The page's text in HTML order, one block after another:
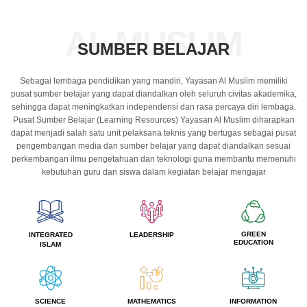
AL MUSLIM
SUMBER BELAJAR
Sebagai lembaga pendidikan yang mandiri, Yayasan Al Muslim memiliki
pusat sumber belajar yang dapat diandalkan oleh seluruh civitas akademika,
sehingga dapat meningkatkan independensi dan rasa percaya diri lembaga.
Pusat Sumber Belajar (Learning Resources) Yayasan Al Muslim diharapkan
dapat menjadi salah satu unit pelaksana teknis yang bertugas sebagai pusat
pengembangan media dan sumber belajar yang dapat diandalkan sesuai
perkembangan ilmu pengetahuan dan teknologi guna membantu memenuhi
kebutuhan guru dan siswa dalam kegiatan belajar mengajar
INTEGRATED
ISLAM
LEADERSHIP
GREEN
EDUCATION
SCIENCE MATHEMATICS INFORMATION